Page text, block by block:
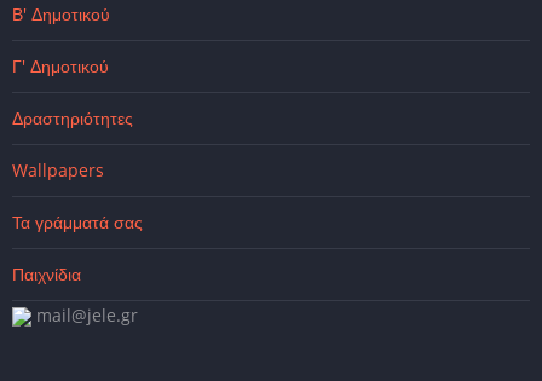
Β' Δημοτικού
Γ' Δημοτικού
Δραστηριότητες
Wallpapers
Τα γράμματά σας
Παιχνίδια
mail@jele.gr